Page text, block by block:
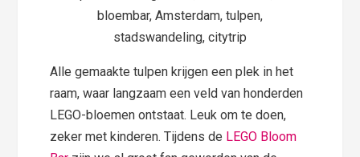
Alle gemaakte tulpen krijgen een plek in het
raam, waar langzaam een veld van honderden
LEGO-bloemen ontstaat. Leuk om te doen,
zeker met kinderen. Tijdens de LEGO Bloom